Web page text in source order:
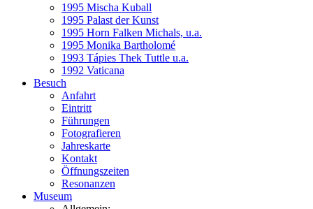
1995 Mischa Kuball
1995 Palast der Kunst
1995 Horn Falken Michals, u.a.
1995 Monika Bartholomé
1993 Tápies Thek Tuttle u.a.
1992 Vaticana
Besuch
Anfahrt
Eintritt
Führungen
Fotografieren
Jahreskarte
Kontakt
Öffnungszeiten
Resonanzen
Museum